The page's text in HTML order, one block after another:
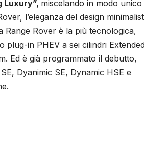
Luxury”, miscelando in modo unico
l’eleganza del design
Rover è la più tecnologica,
plug-in PHEV a sei cilindri
Ed è già programmato il debutto,
Dyanimic SE, Dynamic HSE e